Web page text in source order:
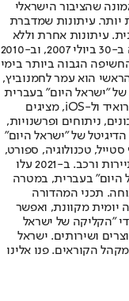
שהציבור הישראלי
יותר. עיתונות שמדברת
עיתונות אחרת וללא
תשלום. המהדורה המודפסת הראשונה פורסמה ב-30 ביולי 2007, וב-2010
הגבוה ביותר בימי
הוא עמר לחמנוביץ,
של "ישראל היום" בעברית
ובאנגלית, כמו כן היישומונים (אפליקציות) לאנדרואיד ול-iOS, מציגים
ניתוחים ופרשנויות,
של "ישראל היום"
טכנולוגיה, ספורט,
כלכלה וצרכנות, בריאות, חיילים, אוכל, יהדות, תיירות ורכב. ב-2021 עלו
היום" בעברית, במטרה
תכני המהדורה
יומית מקוונת, ואפשר
"הקליקה של ישראל
ושירותים. ישראל
הקוראים. פנו אלינו